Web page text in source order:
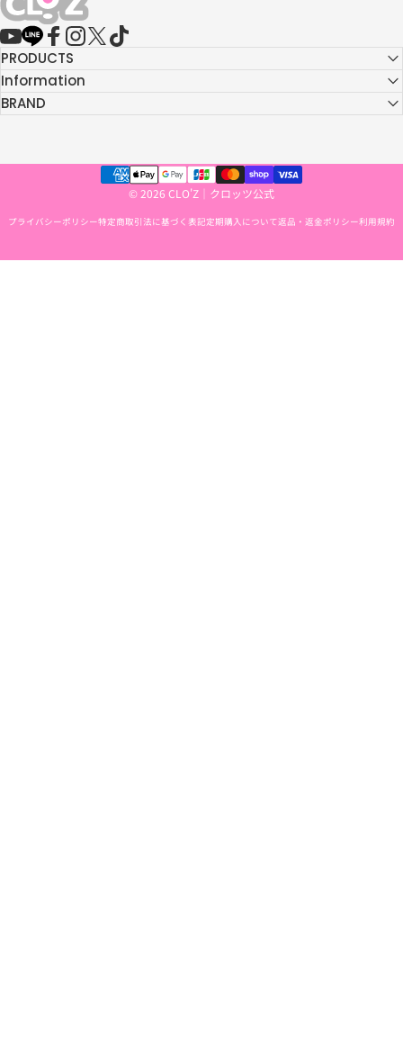
YouTube
LINEFacebook
Instagram
PRODUCTS
Information
BRAND
© 2026 CLO'Z｜クロッツ公式
プライバシーポリシー特定商取引法に基づく表記定期購入について返品・返金ポリシー利用規約